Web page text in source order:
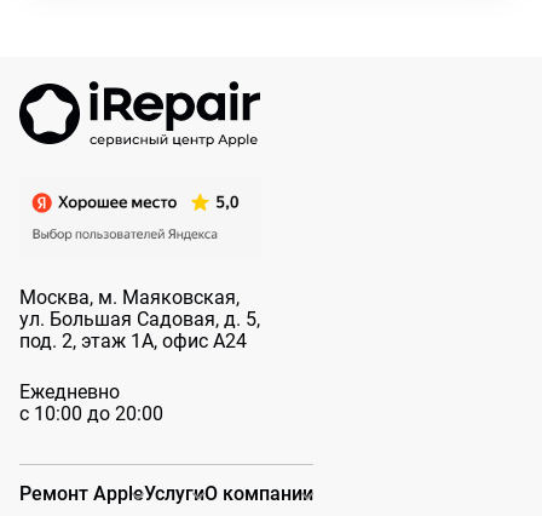
Москва, м. Маяковская,
ул. Большая Садовая, д. 5,
под. 2, этаж 1А, офис А24
Ежедневно
с 10:00 до 20:00
Ремонт AppleУслугиО компании